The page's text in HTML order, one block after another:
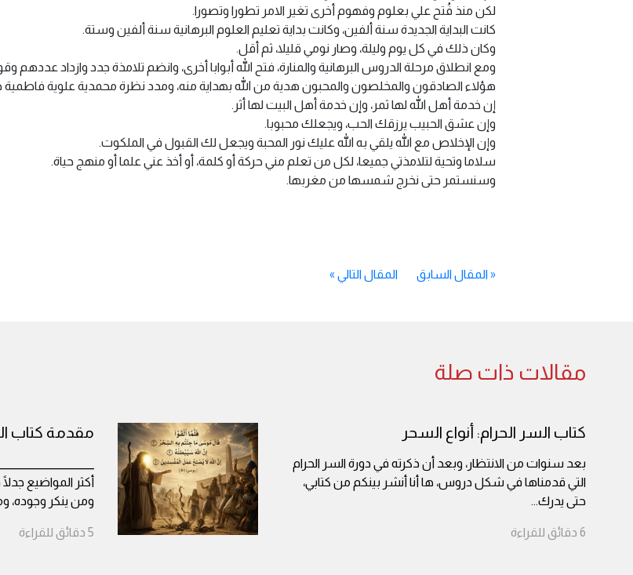
لكن منذ فُتح علي بعلوم وفهوم أخرى تغير الامر تطورا وتصورا.
كانت البداية الجديدة سنة ألفين، وكانت بداية تعليم العلوم البرهانية سنة ألفين وستة.
وكان ذلك في كل يوم وليلة، وصار نومي قليلا، ثم أقل.
ومع انطلاق مرحلة الدروس البرهانية والمنارة، فتح الله أبوابا أخرى، وانضم تلامذة جدد وازداد عددهم
هؤلاء الصادقون والمخلصون والمحبون هدية من الله بهداية منه، ومدد نظرة محمدية علوية
إن خدمة أهل الله لها ثمر، وإن خدمة أهل البيت لها أثر.
وإن عشق الحبيب يرزقك الحب، ويجعلك محبوبا.
وإن الإخلاص مع الله يلقي به الله عليك نور المحبة ويجعل لك القبول في الملكوت.
سلاما وتحية لتلامذتي جميعا، لكل من تعلم مني حركة أو كلمة، أو أخذ عني علما أو منهج حياة.
وسنستمر حتى نخرج شمسها من مغربها.
«المقال السابق المقال التالي »
مقالات ذات صلة
كتاب السر الحرام: أنواع السحر
بعد سنوات من الانتظار، وبعد أن ذكرته في دورة السر الحرام
التي قدمناها في شكل دروس، ها أنا أنشر بينكم من كتابي،
حتى يدرك...
6 دقائق للقراءة
مقدمة كتاب
أكثر المواضيع
ومن ينكر وجوده،
5 دقائق للقراءة